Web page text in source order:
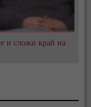
и сложи край на